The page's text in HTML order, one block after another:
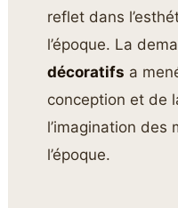
reflet dans
l’époque. La
décoratifs a
conception et de
l’imagination des
l’époque.